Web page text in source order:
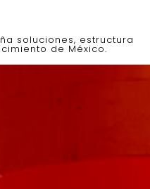
soluciones, estructura
de México.